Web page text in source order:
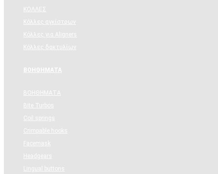
ΚΟΛΛΕΣ
Κόλλες αγκίστρων
Κόλλες για Aligners
Κόλλες δακτυλίων
ΒΟΗΘΗΜΑΤΑ
ΒΟΗΘΗΜΑΤΑ
Bite Turbos
Coil springs
Crimpable hooks
Facemask
Headgears
Lingual buttons